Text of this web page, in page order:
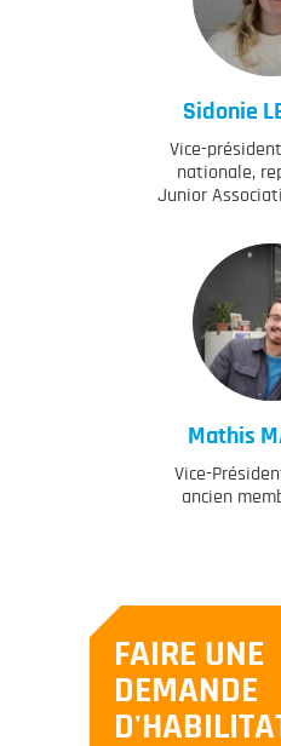
Sidonie
Vice-
nationale,
Junior
Mathis
Vice-
ancien
FAIRE UNE
DEMANDE